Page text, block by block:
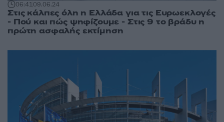
06:4109.06.24
Στις κάλπες όλη η Ελλάδα για τις Ευρωεκλογές
- Πού και πώς ψηφίζουμε - Στις 9 το βράδυ η
πρώτη ασφαλής εκτίμηση